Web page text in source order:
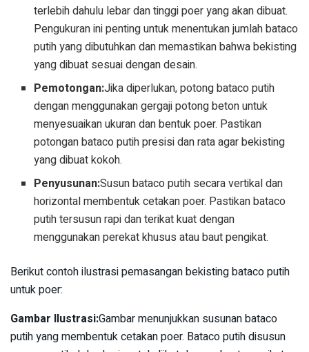
terlebih dahulu lebar dan tinggi poer yang akan dibuat.
Pengukuran ini penting untuk menentukan jumlah bataco
putih yang dibutuhkan dan memastikan bahwa bekisting
yang dibuat sesuai dengan desain.
Pemotongan:Jika diperlukan, potong bataco putih
dengan menggunakan gergaji potong beton untuk
menyesuaikan ukuran dan bentuk poer. Pastikan
potongan bataco putih presisi dan rata agar bekisting
yang dibuat kokoh.
Penyusunan:Susun bataco putih secara vertikal dan
horizontal membentuk cetakan poer. Pastikan bataco
putih tersusun rapi dan terikat kuat dengan
menggunakan perekat khusus atau baut pengikat.
Berikut contoh ilustrasi pemasangan bekisting bataco putih
untuk poer:
Gambar Ilustrasi:Gambar menunjukkan susunan bataco
putih yang membentuk cetakan poer. Bataco putih disusun